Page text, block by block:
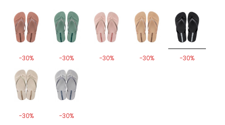
-30% -30% -30% -30% -30%
-30% -30%